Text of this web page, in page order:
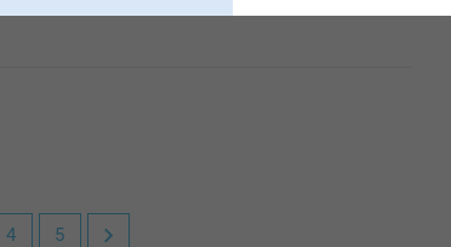
bilden blev som du tänkt dig och att du är
4 5